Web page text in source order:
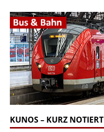
KUNOS – KURZ NOTIERT